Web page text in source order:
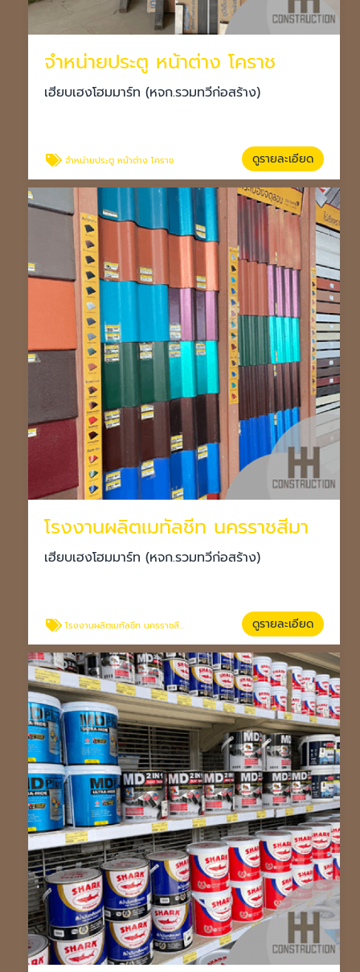
จำหน่ายประตู หน้าต่าง โคราช
เฮียบเฮงโฮมมาร์ท (หจก.รวมทวีก่อสร้าง)
จำหน่ายประตู หน้าต่าง โคราช ดูรายละเอียด
โรงงานผลิตเมทัลชีท นครราชสีมา
เฮียบเฮงโฮมมาร์ท (หจก.รวมทวีก่อสร้าง)
โรงงานผลิตเมทัลชีท นครราชสีมา ดูรายละเอียด